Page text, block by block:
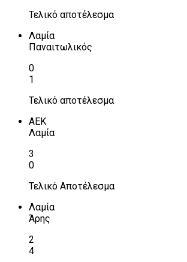
Τελικό αποτέλεσμα
Λαμία
Παναιτωλικός
0
1
Τελικό αποτέλεσμα
ΑΕΚ
Λαμία
3
0
Τελικό Αποτέλεσμα
Λαμία
Άρης
2
4